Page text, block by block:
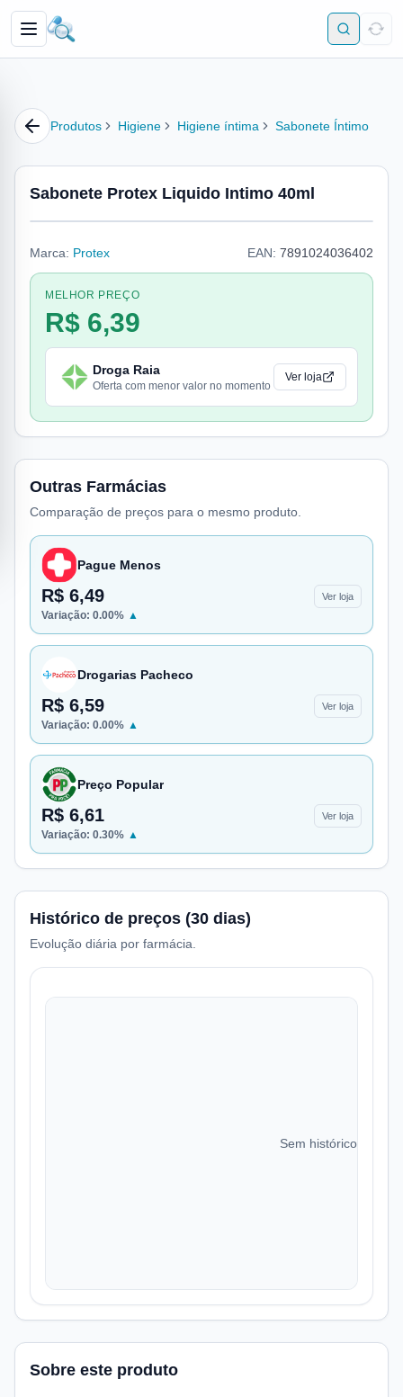
Produtos Higiene Higiene íntima Sabonete Íntimo
Sabonete Protex Liquido Intimo 40ml
Marca: Protex EAN: 7891024036402
MELHOR PREÇO
R$ 6,39
Droga Raia
Oferta com menor valor no momento
Ver loja
Outras Farmácias
Comparação de preços para o mesmo produto.
Pague Menos
R$ 6,49 Ver loja
Variação: 0.00% ▲
Drogarias Pacheco
R$ 6,59 Ver loja
Variação: 0.00% ▲
Preço Popular
R$ 6,61 Ver loja
Variação: 0.30% ▲
Histórico de preços (30 dias)
Evolução diária por farmácia.
Sem histórico de
Sobre este produto